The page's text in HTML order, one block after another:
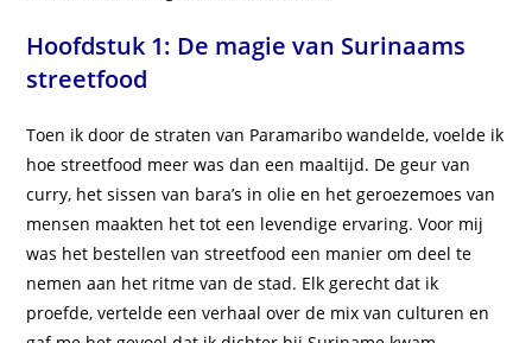
Hoofdstuk 1: De magie van Surinaams
streetfood
Toen ik door de straten van Paramaribo wandelde, voelde ik
hoe streetfood meer was dan een maaltijd. De geur van
curry, het sissen van bara’s in olie en het geroezemoes van
mensen maakten het tot een levendige ervaring. Voor mij
was het bestellen van streetfood een manier om deel te
nemen aan het ritme van de stad. Elk gerecht dat ik
proefde, vertelde een verhaal over de mix van culturen en